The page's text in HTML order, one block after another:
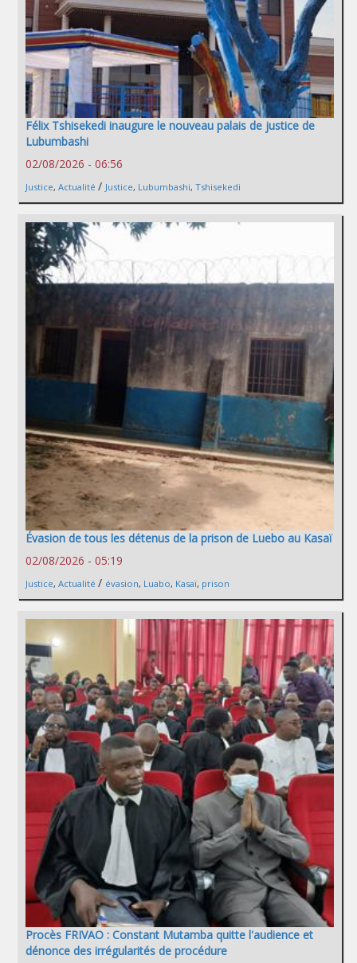
Félix Tshisekedi inaugure le nouveau palais de justice de
Lubumbashi
02/08/2026 - 06:56
Justice, Actualité / Justice, Lubumbashi, Tshisekedi
Évasion de tous les détenus de la prison de Luebo au Kasaï
02/08/2026 - 05:19
Justice, Actualité / évasion, Luabo, Kasaï, prison
Procès FRIVAO : Constant Mutamba quitte l'audience et
dénonce des irrégularités de procédure